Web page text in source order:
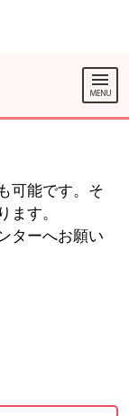
可能です。そ
ます。
ターへお願い